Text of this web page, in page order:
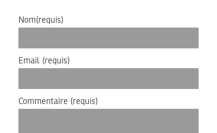
Nom(requis)
Email (requis)
Commentaire (requis)